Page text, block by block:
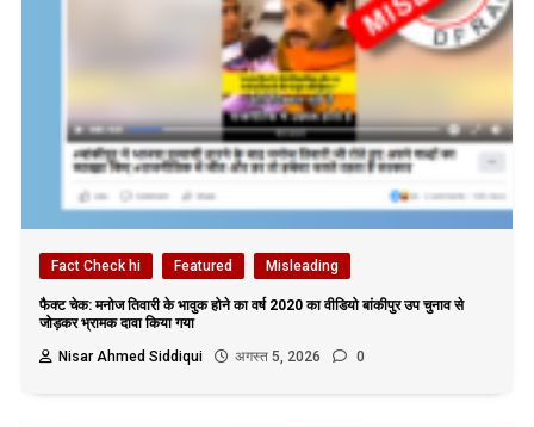
Fact Check hi Featured Misleading
फैक्ट चेक: मनोज तिवारी के भावुक होने का वर्ष 2020 का वीडियो बांकीपुर उप चुनाव से
जोड़कर भ्रामक दावा किया गया
Nisar Ahmed Siddiqui
अगस्त 5, 2026 0